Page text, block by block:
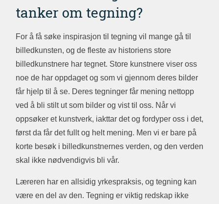
tanker om tegning?
For å få søke inspirasjon til tegning vil mange gå til
billedkunsten, og de fleste av historiens store
billedkunstnere har tegnet. Store kunstnere viser oss
noe de har oppdaget og som vi gjennom deres bilder
får hjelp til å se. Deres tegninger får mening nettopp
ved å bli stilt ut som bilder og vist til oss. Når vi
oppsøker et kunstverk, iakttar det og fordyper oss i det,
først da får det fullt og helt mening. Men vi er bare på
korte besøk i billedkunstnernes verden, og den verden
skal ikke nødvendigvis bli vår.
Læreren har en allsidig yrkespraksis, og tegning kan
være en del av den. Tegning er viktig redskap ikke